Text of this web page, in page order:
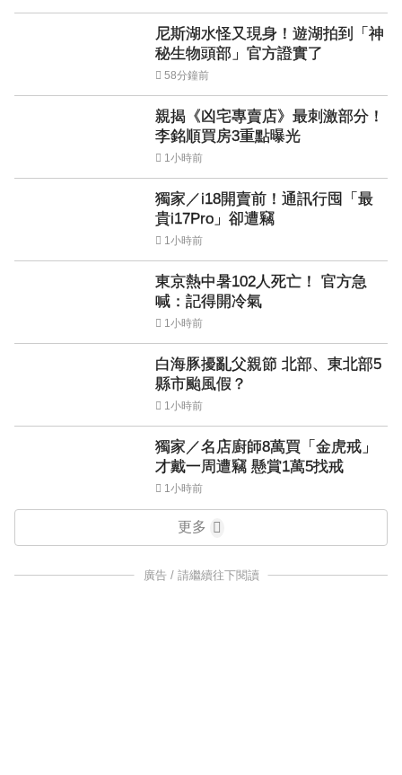
尼斯湖水怪又現身！遊湖拍到「神
秘生物頭部」官方證實了
58分鐘前
親揭《凶宅專賣店》最刺激部分！
李銘順買房3重點曝光
1小時前
獨家／i18開賣前！通訊行囤「最
貴i17Pro」卻遭竊
1小時前
東京熱中暑102人死亡！ 官方急
喊：記得開冷氣
1小時前
白海豚擾亂父親節 北部、東北部5
縣市颱風假？
1小時前
獨家／名店廚師8萬買「金虎戒」
才戴一周遭竊 懸賞1萬5找戒
1小時前
更多
廣告 / 請繼續往下閱讀